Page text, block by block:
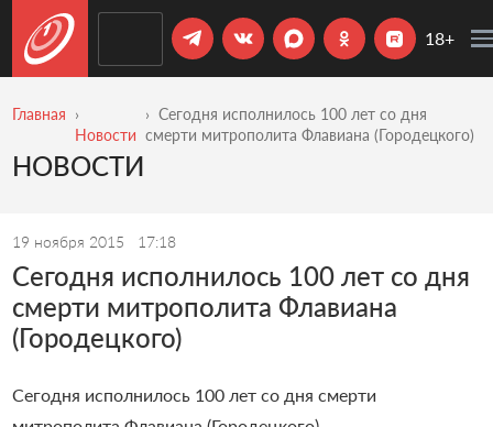
18+
Главная
Новости
Сегодня исполнилось 100 лет со дня
смерти митрополита Флавиана (Городецкого)
НОВОСТИ
19 ноября 2015 17:18
Сегодня исполнилось 100 лет со дня
смерти митрополита Флавиана
(Городецкого)
Сегодня исполнилось 100 лет со дня смерти